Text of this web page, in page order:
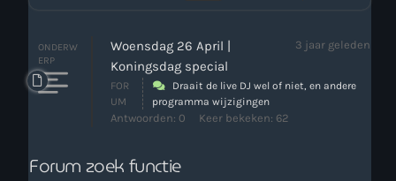
Inloggen
Contact
HotrodRadio – Contact
ONDERW
ERP
Woensdag 26 April |
Koningsdag special
3 jaar geleden
FOR
UM
Draait de live DJ wel of niet, en andere
programma wijzigingen
Antwoorden: 0 Keer bekeken: 62
Forum zoek functie